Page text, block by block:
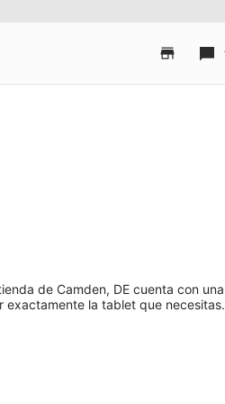
de Camden, DE cuenta con
la tablet que